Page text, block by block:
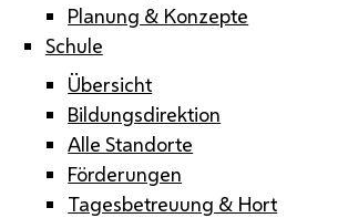
Planung & Konzepte
Schule
Übersicht
Bildungsdirektion
Alle Standorte
Förderungen
Tagesbetreuung & Hort